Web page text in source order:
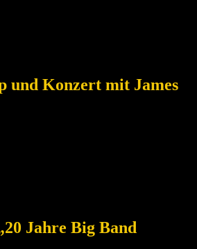
und Konzert mit James
Jahre Big Band